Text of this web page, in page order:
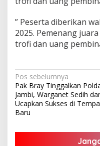
” Peserta diberikan
2025. Pemenang
trofi dan uang
Navigasi
pos
Pos sebelumnya
Pak Bray Tinggalkan
Jambi, Warganet Sedih
Ucapkan Sukses di
Baru